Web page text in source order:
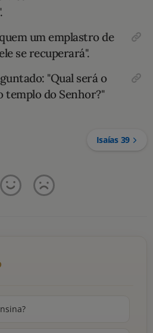
um emplastro de
se recuperará".
"Qual será o
templo do Senhor?"
Isaías 39